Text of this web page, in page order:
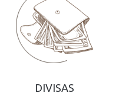
DIVISAS